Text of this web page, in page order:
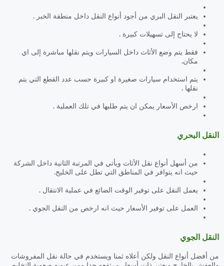
يعتبر النقل البري من أجود أنواع النقل داخل منطقة الخبر .
لا يحتاج إلى تسهيلات كبيرة .
فقط يتم وضع الأثاث داخل السيارات ويتم نقلها مباشرة إلى اي
مكان.
يتم استخدام سيارات صغيرة او كبيرة حسب عدد القطع التي يتم
نقلها .
ارخص الأسعار يمكن ان يتم طلبها في تلك العملية .
النقل البحري
من أسهل أنواع نقل الأثاث ويأتي في المرتبة الثانية داخل الشركة
حيث انه يتوافر في المناطق التي تطل على الخليج.
يعمل النقل على توفير الوقت الضائع في عملية الانتقال .
العمل على توفير الأسعار حيث انه ارخص من النقل الجوي .
النقل الجوي
من أفضل أنواع النقل ولكن أعلاه ثمنا ويستخدم في حالة نقل المفروشات